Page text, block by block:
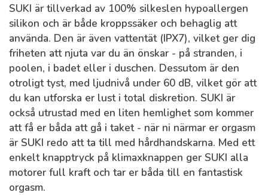
SUKI är tillverkad av 100% silkeslen hypoallergen
silikon och är både kroppssäker och behaglig att
använda. Den är även vattentät (IPX7), vilket ger dig
friheten att njuta var du än önskar - på stranden, i
poolen, i badet eller i duschen. Dessutom är den
otroligt tyst, med ljudnivå under 60 dB, vilket gör att
du kan utforska er lust i total diskretion. SUKI är
också utrustad med en liten hemlighet som kommer
att få er båda att gå i taket - när ni närmar er orgasm
är SUKI redo att ta till med hårdhandskarna. Med ett
enkelt knapptryck på klimaxknappen ger SUKI alla
motorer full kraft och tar er båda till en fantastisk
orgasm.